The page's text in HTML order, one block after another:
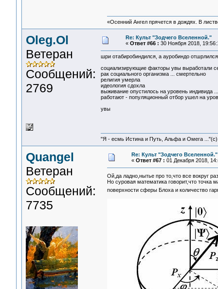
«Осенний Ангел прячется в дождях. В
Oleg.Ol
Ветеран
Сообщений:
2769
Re: Культ "Зодчего Вселенной."
« Ответ #66 : 30 Ноября 2018,
шри отабиробиндился, а ауробиндо
социализирующие факторы увы выработали
рак социального организма ... смертельно
религия умерла
идеология сдохла
выживание опустилось на уровень индивида
работают - популяционный отбор ушел на
увы
"Я - есмь Истина и Путь, Альфа и Омега ..."(с)
Quangel
Ветеран
Сообщений:
7735
Re: Культ "Зодчего Вселенной."
« Ответ #67 : 01 Декабря 2018,
Ой,да ладно,нытье про то,что все вокруг
Но суровая математика говорит,что точка
поверхности сферы Блоха и количество